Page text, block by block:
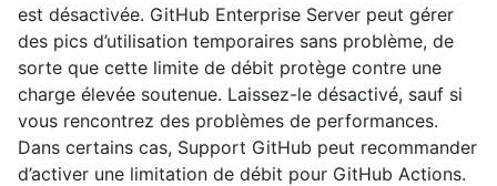
est désactivée. GitHub Enterprise Server peut gérer
des pics d’utilisation temporaires sans problème, de
sorte que cette limite de débit protège contre une
charge élevée soutenue. Laissez-le désactivé, sauf si
vous rencontrez des problèmes de performances.
Dans certains cas, Support GitHub peut recommander
d’activer une limitation de débit pour GitHub Actions.